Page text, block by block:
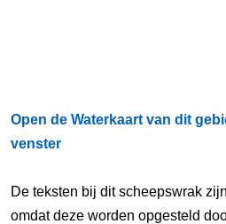
Open de Waterkaart van dit
venster
De teksten bij dit scheepswrak
omdat deze worden opgesteld